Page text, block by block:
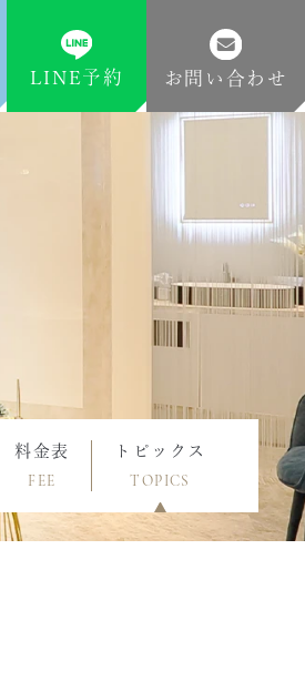
LINE予約 お問い合わせ
料金表
FEE
トピックス
TOPICS